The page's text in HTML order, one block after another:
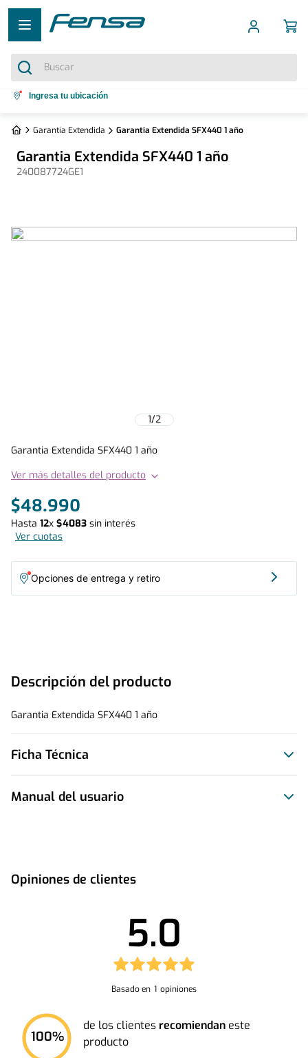
Buscar
Términos más buscados
3. bottom freezer
Ingresa tu ubicación
Garantía Extendida Garantia Extendida SFX440 1 año
Garantia Extendida SFX440 1 año
240087724GE1
1/2
Garantia Extendida SFX440 1 año
Ver más detalles del producto
$48.990
Hasta 12x $4083 sin interés
Ver cuotas
Opciones de entrega y retiro
Descripción del producto
Garantia Extendida SFX440 1 año
Ficha Técnica
Manual del usuario
Opiniones de clientes
5.0
Basado en 1 opiniones
100%
de los clientes recomiendan este
producto